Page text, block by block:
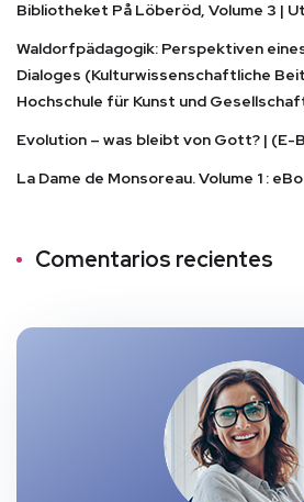
Bibliotheket På Löberöd, Volume 3 |
Waldorfpädagogik: Perspektiven
Dialoges (Kulturwissenschaftliche
Hochschule für Kunst und
Evolution – was bleibt von Gott? | (E-
La Dame de Monsoreau. Volume 1 :
Comentarios recientes